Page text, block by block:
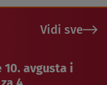
Vidi sve
avgusta i